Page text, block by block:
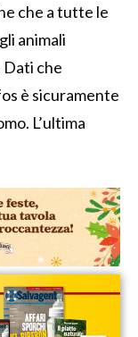
che a tutte le
animali
Dati che
è sicuramente
L’ultima